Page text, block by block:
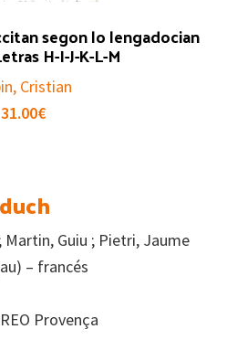
segon lo lengadocian
H-I-J-K-L-M
Cristian
31.00€
Guiu ; Pietri, Jaume
– francés
Provença